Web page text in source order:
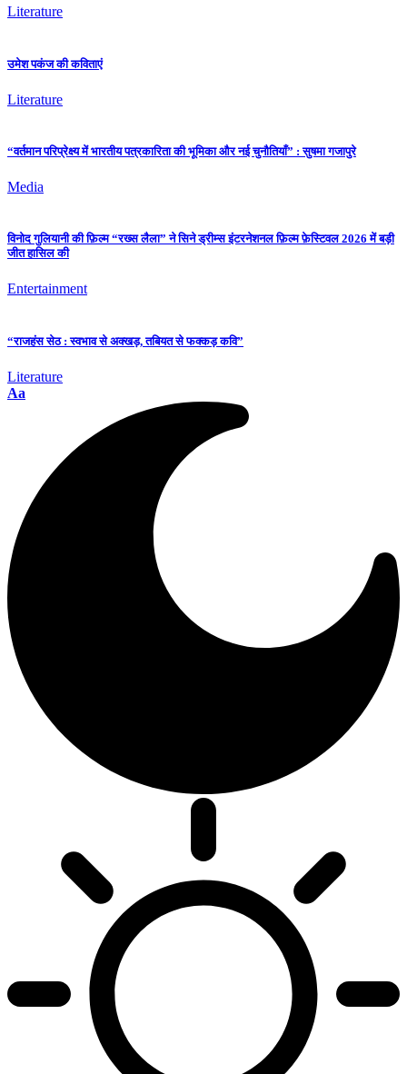
Literature
उमेश पकंज की कविताएं
Literature
“वर्तमान परिप्रेक्ष्य में भारतीय पत्रकारिता की भूमिका और नई चुनौतियाँ” : सुषमा गजापुरे
Media
विनोद गुलियानी की फ़िल्म “रख्स लैला” ने सिने ड्रीम्स इंटरनेशनल फ़िल्म फ़ेस्टिवल 2026 में बड़ी
जीत हासिल की
Entertainment
“राजहंस सेठ : स्वभाव से अक्खड़, तबियत से फक्कड़ कवि”
Literature
Aa